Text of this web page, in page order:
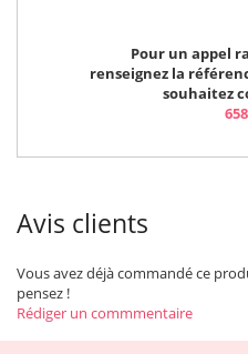
Pour un appel
renseignez la
souhaitez
Avis clients
Vous avez déjà commandé ce
pensez !
Rédiger un commmentaire